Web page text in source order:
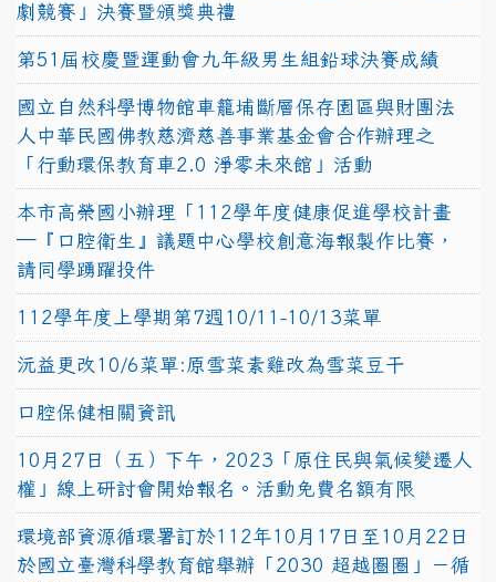
劇競賽」決賽暨頒獎典禮
第51屆校慶暨運動會九年級男生組鉛球決賽成績
國立自然科學博物館車籠埔斷層保存園區與財團法
人中華民國佛教慈濟慈善事業基金會合作辦理之
「行動環保教育車2.0 淨零未來館」活動
本市高榮國小辦理「112學年度健康促進學校計畫
─『口腔衛生』議題中心學校創意海報製作比賽，
請同學踴躍投件
112學年度上學期第7週10/11-10/13菜單
沅益更改10/6菜單:原雪菜素雞改為雪菜豆干
口腔保健相關資訊
10月27日（五）下午，2023「原住民與氣候變遷人
權」線上研討會開始報名。活動免費名額有限
環境部資源循環署訂於112年10月17日至10月22日
於國立臺灣科學教育館舉辦「2030 超越圈圈」－循